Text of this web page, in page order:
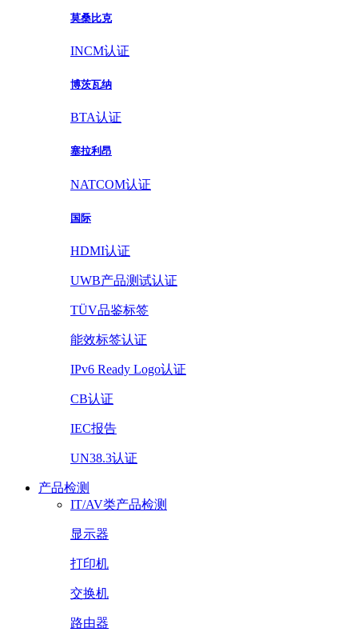
莫桑比克
INCM认证
博茨瓦纳
BTA认证
塞拉利昂
NATCOM认证
国际
HDMI认证
UWB产品测试认证
TÜV品鉴标签
能效标签认证
IPv6 Ready Logo认证
CB认证
IEC报告
UN38.3认证
产品检测
IT/AV类产品检测
显示器
打印机
交换机
路由器